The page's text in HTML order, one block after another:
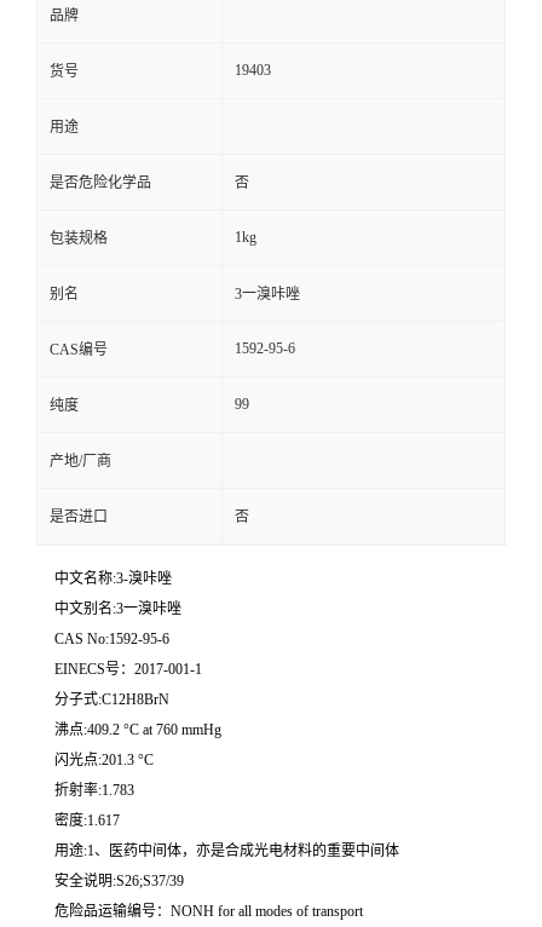
品牌
货号 19403
用途
是否危险化学品 否
包装规格 1kg
别名 3一溴咔唑
CAS编号 1592-95-6
纯度 99
产地/厂商
是否进口 否
中文名称:3-溴咔唑
中文别名:3一溴咔唑
CAS No:1592-95-6
EINECS号：2017-001-1
分子式:C12H8BrN
沸点:409.2 °C at 760 mmHg
闪光点:201.3 °C
折射率:1.783
密度:1.617
用途:1、医药中间体，亦是合成光电材料的重要中间体
安全说明:S26;S37/39
危险品运输编号：NONH for all modes of transport